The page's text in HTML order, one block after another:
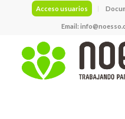
Acceso usuarios
Email: